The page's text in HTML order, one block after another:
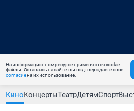
На информационном ресурсе применяются cookie-
файлы. Оставаясь на сайте, вы подтверждаете свое
согласиена их использование.
КиноКонцертыТеатрДетямСпорт